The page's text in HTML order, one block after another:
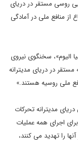
روسی مستقر در دریای
از منافع ملی در آمادگی
الیوم»، سخنگوی نیروی
در دریای مدیترانه
ملی روسیه هستند.»
مدیترانه تحرکات
اجرای همه عملیات
را تهدید می کنند،